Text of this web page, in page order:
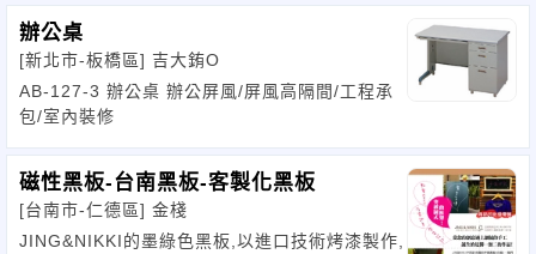
辦公桌
[新北市-板橋區] 吉大銪O
AB-127-3 辦公桌 辦公屏風/屏風高隔間/工程承
包/室內裝修
磁性黑板-台南黑板-客製化黑板
[台南市-仁德區] 金棧
JING&NIKKI的墨綠色黑板,以進口技術烤漆製作,